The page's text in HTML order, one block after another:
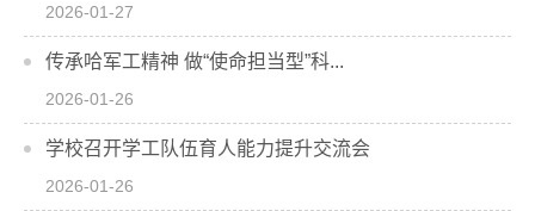
2026-01-27
传承哈军工精神 做“使命担当型”科...
2026-01-26
学校召开学工队伍育人能力提升交流会
2026-01-26